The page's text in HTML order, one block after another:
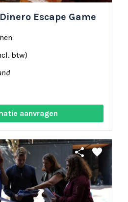
Escape Game
btw)
aanvragen
share favorite